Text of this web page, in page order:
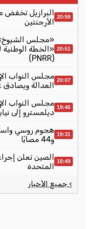
20:59 البرازيل تخفض
الأرجنتين
20:51
«مجلس الشيوخ»
«الخطة الوطنية
(PNRR)
20:07 مجلس النواب
العدالة ويصادق
19:46 مجلس النواب
ديلمسترو إلى
19:31
و44 مصابًا
18:49 الصين تعلن
المتحدة
› جميع الأخبار